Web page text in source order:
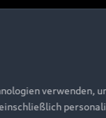
verwenden,